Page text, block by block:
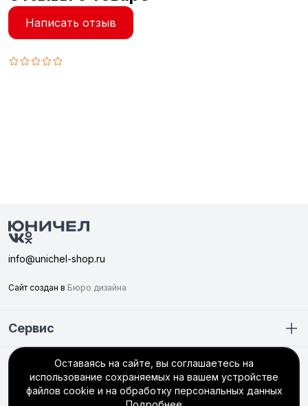
Написать отзыв
info@unichel-shop.ru
Сайт создан в Бюро дизайна
Сервис
Покупателю
+7 (351) 749-56-66
Оставаясь на сайте, вы соглашаетесь на
использование сохраняемых на вашем устройстве
файлов cookie и на обработку персональных данных